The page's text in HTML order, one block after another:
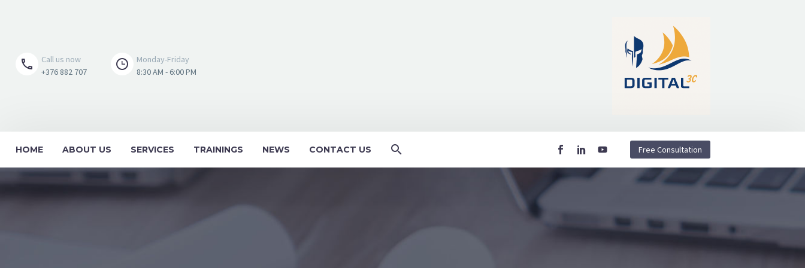
Call us now
+376 882 707
Monday-Friday
8:30 AM - 6:00 PM
HOME ABOUT US SERVICES TRAININGS NEWS CONTACT US Free Consultation